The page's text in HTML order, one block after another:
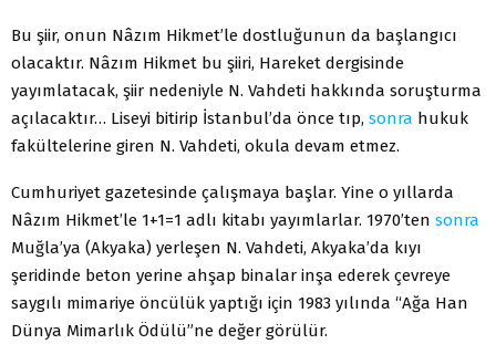
Bu şiir, onun Nâzım Hikmet’le dostluğunun da başlangıcı
olacaktır. Nâzım Hikmet bu şiiri, Hareket dergisinde
yayımlatacak, şiir nedeniyle N. Vahdeti hakkında soruşturma
açılacaktır… Liseyi bitirip İstanbul’da önce tıp, sonra hukuk
fakültelerine giren N. Vahdeti, okula devam etmez.
Cumhuriyet gazetesinde çalışmaya başlar. Yine o yıllarda
Nâzım Hikmet’le 1+1=1 adlı kitabı yayımlarlar. 1970’ten sonra
Muğla’ya (Akyaka) yerleşen N. Vahdeti, Akyaka’da kıyı
şeridinde beton yerine ahşap binalar inşa ederek çevreye
saygılı mimariye öncülük yaptığı için 1983 yılında “Ağa Han
Dünya Mimarlık Ödülü”ne değer görülür.